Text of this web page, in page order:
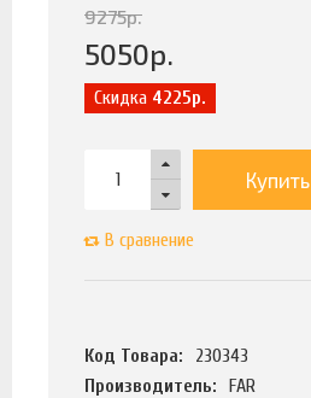
9275р.
5050р.
Скидка 4225р.
Купить
В сравнение
Код Товара:
230343
Производитель:
FAR